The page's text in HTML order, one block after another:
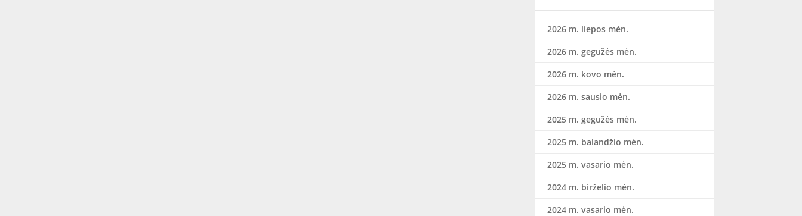
2026 m. liepos mėn.
2026 m. gegužės mėn.
2026 m. kovo mėn.
2026 m. sausio mėn.
2025 m. gegužės mėn.
2025 m. balandžio mėn.
2025 m. vasario mėn.
2024 m. birželio mėn.
2024 m. vasario mėn.